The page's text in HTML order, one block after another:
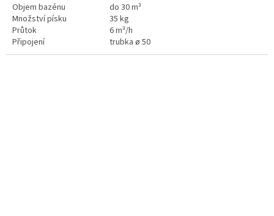
Objem bazénu
do 30 m³
Množství písku
35 kg
Průtok
6 m³/h
Připojení
trubka ø 50